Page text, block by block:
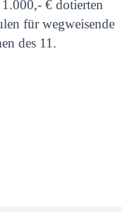
€ dotierten
für wegweisende
des 11.